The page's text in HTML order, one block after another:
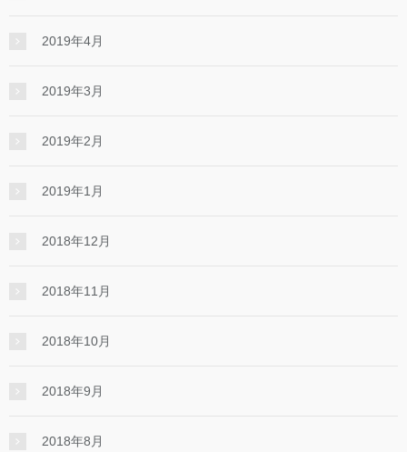
2019年4月
2019年3月
2019年2月
2019年1月
2018年12月
2018年11月
2018年10月
2018年9月
2018年8月